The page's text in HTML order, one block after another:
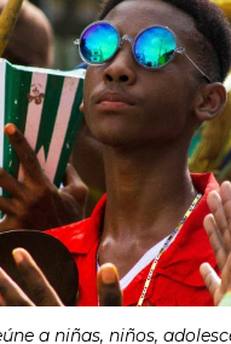
a niñas, niños,